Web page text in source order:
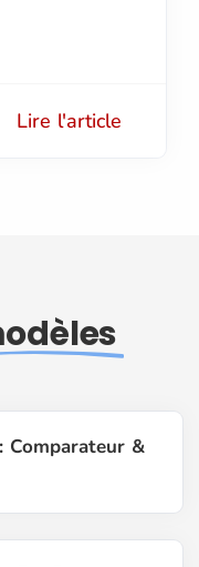
Lire l'article
Comparateur &